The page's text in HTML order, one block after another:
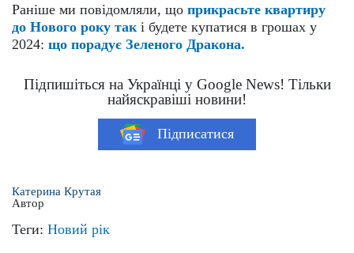
Раніше ми повідомляли, що прикрасьте квартиру
до Нового року так і будете купатися в грошах у
2024: що порадує Зеленого Дракона.
Підпишіться на Українці у Google News! Тільки
найяскравіші новини!
Підписатися
Катерина Крутая
Автор
Теги: Новий рік